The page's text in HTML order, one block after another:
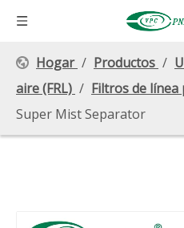
Hogar / Productos /
aire (FRL) / Filtros de línea
Super Mist Separator